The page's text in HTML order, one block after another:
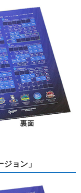
ョン」